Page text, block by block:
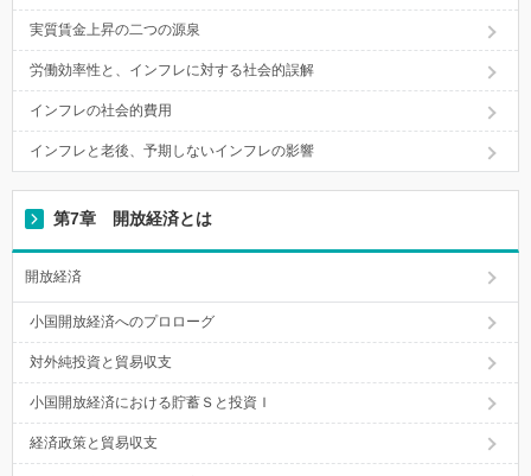
実質賃金上昇の二つの源泉
労働効率性と、インフレに対する社会的誤解
インフレの社会的費用
インフレと老後、予期しないインフレの影響
第7章 開放経済とは
開放経済
小国開放経済へのプロローグ
対外純投資と貿易収支
小国開放経済における貯蓄Ｓと投資Ｉ
経済政策と貿易収支